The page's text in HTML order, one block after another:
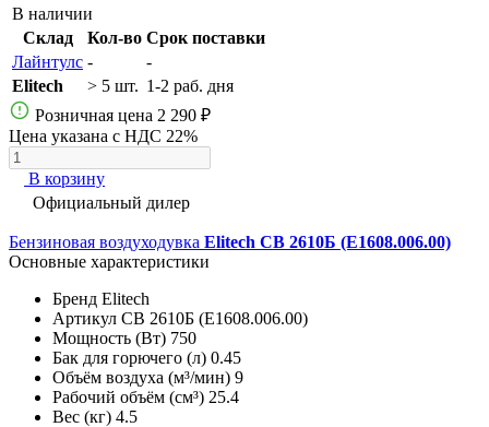
В наличии
Склад
Кол-во Срок поставки
Лайнтулс -
-
Elitech
> 5 шт. 1-2 раб. дня
Розничная цена 2 290 ₽
Цена указана с НДС 22%
В корзину
Официальный дилер
Бензиновая воздуходувка Elitech СВ 2610Б (E1608.006.00)
Основные характеристики
Бренд Elitech
Артикул СВ 2610Б (E1608.006.00)
Мощность (Вт) 750
Бак для горючего (л) 0.45
Объём воздуха (м³/мин) 9
Рабочий объём (см³) 25.4
Вес (кг) 4.5